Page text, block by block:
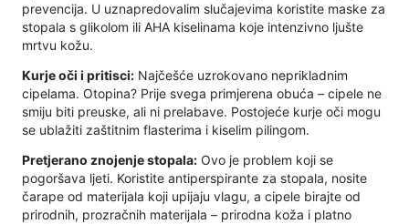
prevencija. U uznapredovalim slučajevima koristite maske za
stopala s glikolom ili AHA kiselinama koje intenzivno ljušte
mrtvu kožu.
Kurje oči i pritisci: Najčešće uzrokovano neprikladnim
cipelama. Otopina? Prije svega primjerena obuća – cipele ne
smiju biti preuske, ali ni prelabave. Postojeće kurje oči mogu
se ublažiti zaštitnim flasterima i kiselim pilingom.
Pretjerano znojenje stopala: Ovo je problem koji se
pogoršava ljeti. Koristite antiperspirante za stopala, nosite
čarape od materijala koji upijaju vlagu, a cipele birajte od
prirodnih, prozračnih materijala – prirodna koža i platno